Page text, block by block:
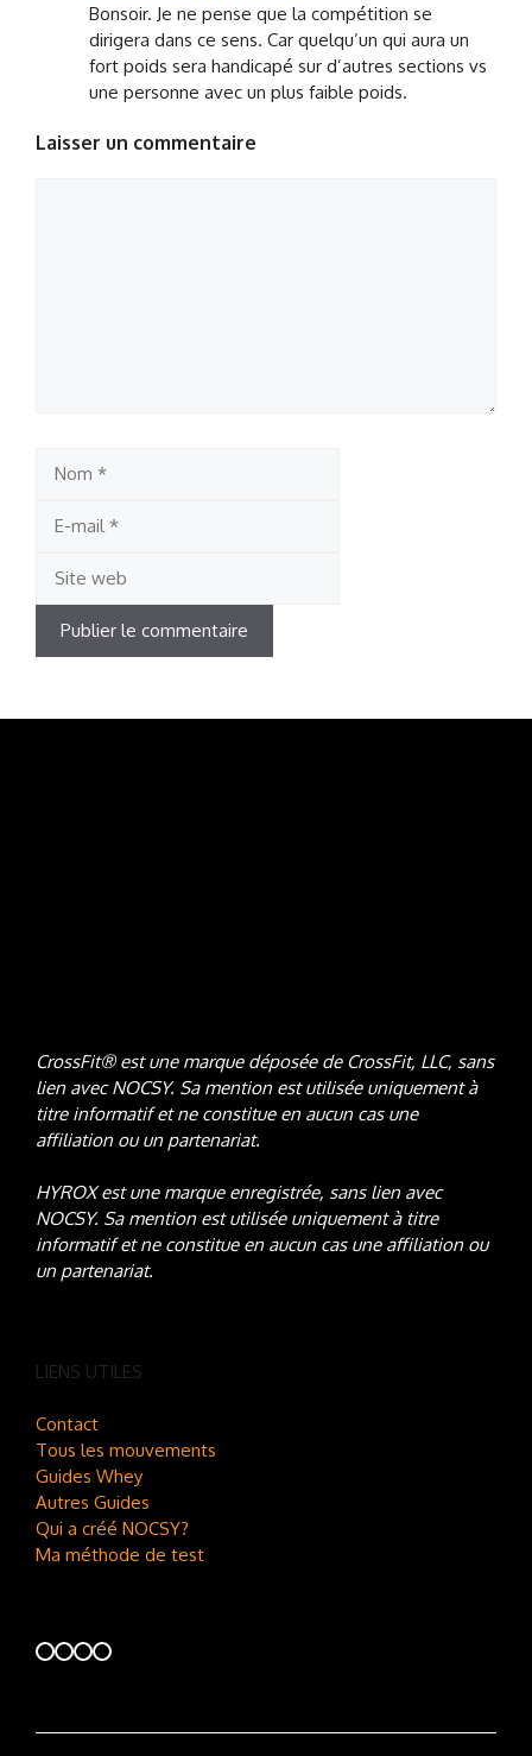
Bonsoir. Je ne pense que la compétition se
dirigera dans ce sens. Car quelqu’un qui aura un
fort poids sera handicapé sur d’autres sections vs
une personne avec un plus faible poids.
Laisser un commentaire
CrossFit® est une marque déposée de CrossFit, LLC, sans
lien avec NOCSY. Sa mention est utilisée uniquement à
titre informatif et ne constitue en aucun cas une
affiliation ou un partenariat.
HYROX est une marque enregistrée, sans lien avec
NOCSY. Sa mention est utilisée uniquement à titre
informatif et ne constitue en aucun cas une affiliation ou
un partenariat.
LIENS UTILES
Contact
Tous les mouvements
Guides Whey
Autres Guides
Qui a créé NOCSY?
Ma méthode de test